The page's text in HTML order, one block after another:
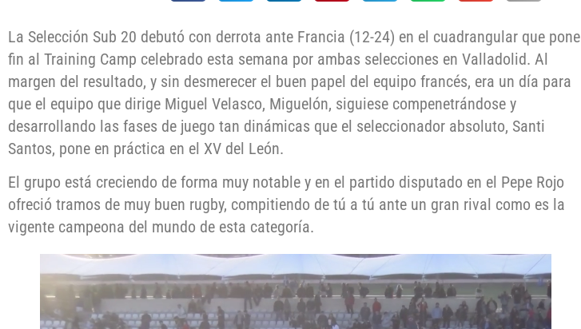
La Selección Sub 20 debutó con derrota ante Francia (12-24) en el cuadrangular que pone
fin al Training Camp celebrado esta semana por ambas selecciones en Valladolid. Al
margen del resultado, y sin desmerecer el buen papel del equipo francés, era un día para
que el equipo que dirige Miguel Velasco, Miguelón, siguiese compenetrándose y
desarrollando las fases de juego tan dinámicas que el seleccionador absoluto, Santi
Santos, pone en práctica en el XV del León.
El grupo está creciendo de forma muy notable y en el partido disputado en el Pepe Rojo
ofreció tramos de muy buen rugby, compitiendo de tú a tú ante un gran rival como es la
vigente campeona del mundo de esta categoría.